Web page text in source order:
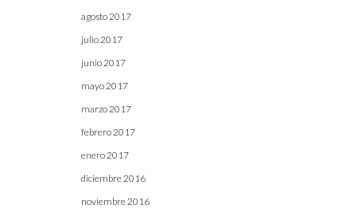
agosto 2017
julio 2017
junio 2017
mayo 2017
marzo 2017
febrero 2017
enero 2017
diciembre 2016
noviembre 2016